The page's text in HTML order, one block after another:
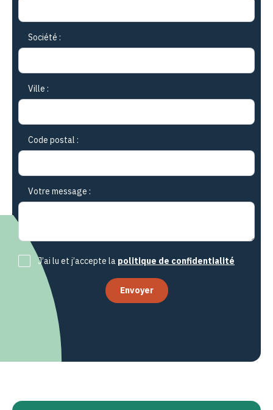
Société :
Ville :
Code postal :
Votre message :
J’ai lu et j’accepte la politique de confidentialité
Envoyer